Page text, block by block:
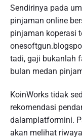
Sendirinya pada
pinjaman online
pinjaman koperasi
tadi, gaji bukanlah
bulan medan
KoinWorks tidak
rekomendasi
dalamplatformini.
akan melihat